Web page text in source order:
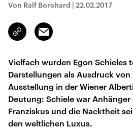
Von Ralf Borchard | 22.02.2017
Link
kopieren/teilen
Email
Vielfach wurden Egon Schieles
Darstellungen als Ausdruck von
Ausstellung in der Wiener
Deutung: Schiele war Anhänger
Franziskus und die Nacktheit
den weltlichen Luxus.